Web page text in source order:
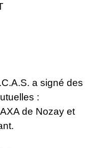
a signé des
:
de Nozay et